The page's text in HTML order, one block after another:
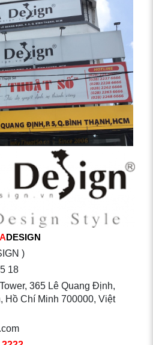
DESIGN
)
18
365 Lê Quang Định,
Hồ Chí Minh 700000, Việt